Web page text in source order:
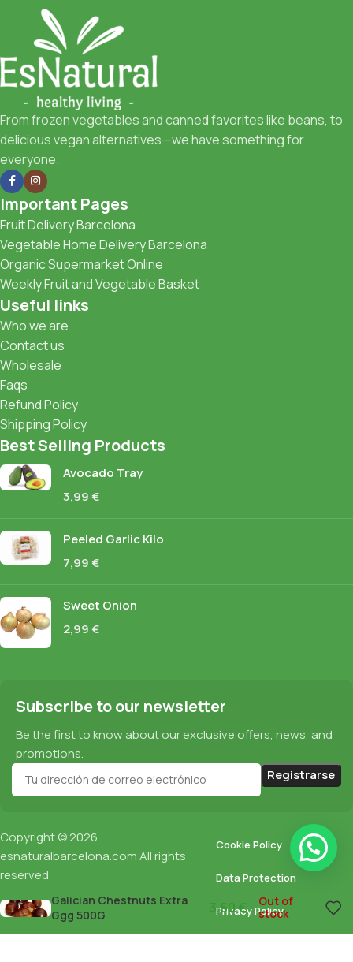
From frozen vegetables and canned favorites like beans, to
delicious vegan alternatives—we have something for
everyone.
Important Pages
Fruit Delivery Barcelona
Vegetable Home Delivery Barcelona
Organic Supermarket Online
Weekly Fruit and Vegetable Basket
Useful links
Who we are
Contact us
Wholesale
Faqs
Refund Policy
Shipping Policy
Best Selling Products
Avocado Tray
3,99€
Peeled Garlic Kilo
7,99€
Sweet Onion
2,99€
Subscribe to our newsletter
Be the first to know about our exclusive offers, news, and
promotions.
Copyright © 2026
esnaturalbarcelona.comAll rights
reserved
Cookie Policy
Data Protection
Privacy Policy
Galician Chestnuts Extra
Ggg 500G
3,50€
Out of
stock